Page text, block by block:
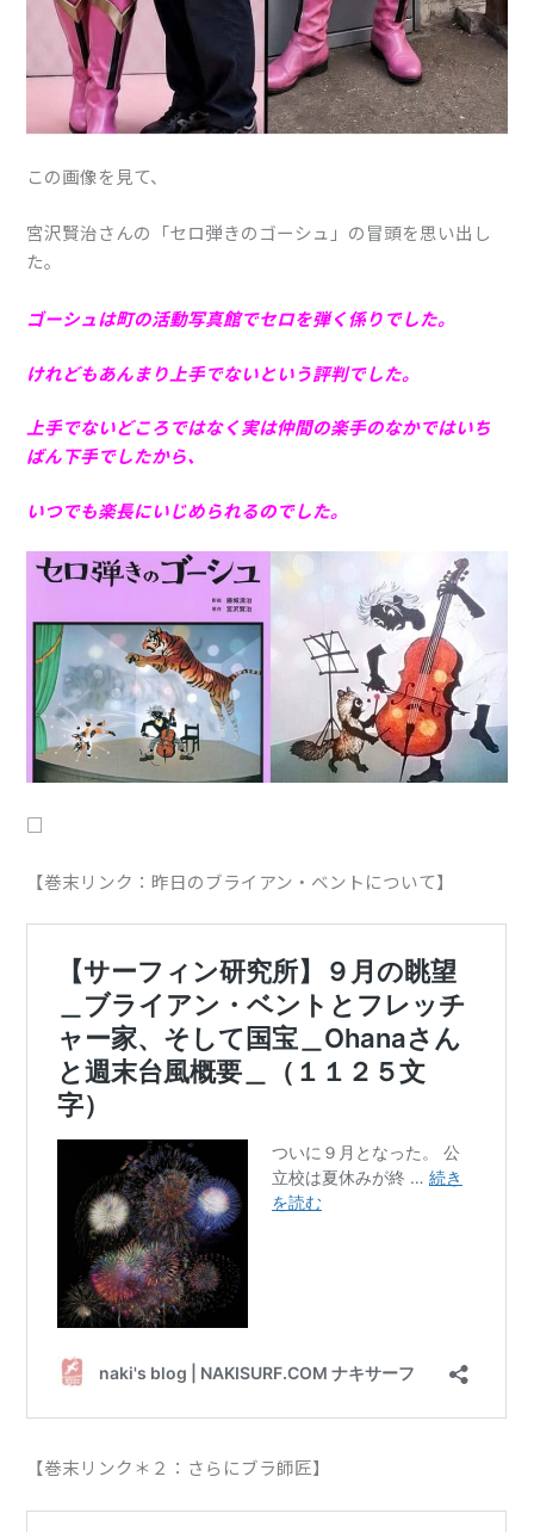
この画像を見て、
宮沢賢治さんの「セロ弾きのゴーシュ」の冒頭を思い出し
た。
ゴーシュは町の活動写真館でセロを弾く係りでした。
けれどもあんまり上手でないという評判でした。
上手でないどころではなく実は仲間の楽手のなかではいち
ばん下手でしたから、
いつでも楽長にいじめられるのでした。
□
【巻末リンク：昨日のブライアン・ベントについて】
【巻末リンク＊２：さらにブラ師匠】